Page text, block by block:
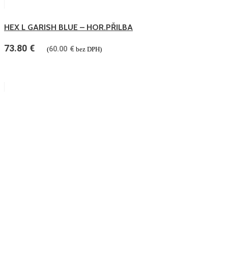
HEX L GARISH BLUE – HOR.PŘILBA
73.80 € (60.00 € bez DPH)